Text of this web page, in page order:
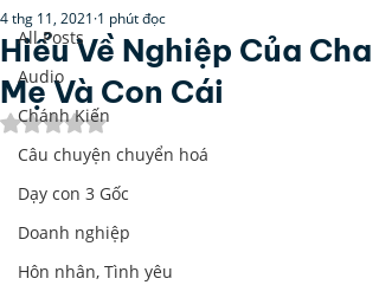
All Posts
Audio
Chánh Kiến
Câu chuyện chuyển hoá
Dạy con 3 Gốc
Doanh nghiệp
Hôn nhân, Tình yêu
Hiểu Về Nghiệp Của Cha
Mẹ Và Con Cái
4 thg 11, 2021 1 phút đọc
Đã xếp hạng NaN/5 sao.